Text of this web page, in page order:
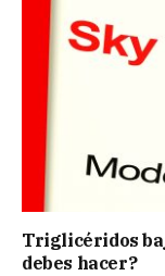
Triglicéridos
debes hacer?